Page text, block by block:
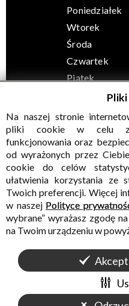
Poniedziałek
Wtorek
Środa
Czwartek
Piątek
© Wszelkie prawa
WYKONANIE
Na naszej stronie
pliki cookie w celu
funkcjonowania oraz
od wyrażonych przez
cookie do celów
ułatwienia korzystania ze
Twoich preferencji. Więcej
w naszej Polityce
wybrane” wyrażasz zgodę
na Twoim urządzeniu w